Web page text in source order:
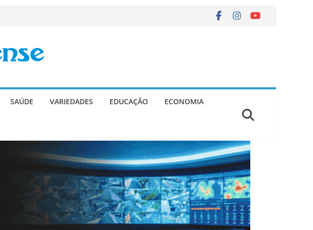
SAÚDE VARIEDADES EDUCAÇÃO ECONOMIA